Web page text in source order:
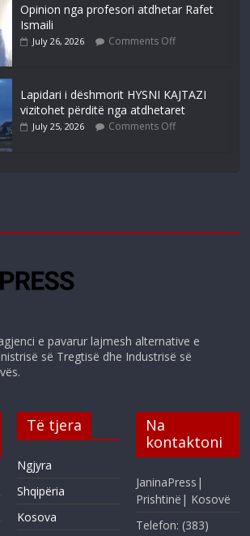
Opinion nga profesori atdhetar Rafet
Ismaili
July 26, 2026 Comments Off
Lapidari i dëshmorit HYSNI KAJTAZI
vizitohet përditë nga atdhetaret
July 25, 2026 Comments Off
e pavarur lajmesh alternative e
së Tregtisë dhe Industrisë së
Të tjera
Ngjyra
Shqipëria
Kosova
Na
kontaktoni
JaninaPress|
Prishtinë| Kosovë
Telefon: (383)